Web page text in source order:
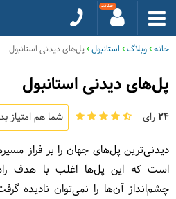
خانه وبلاگ استانبول پل‌های دیدنی استانبول
پل‌های دیدنی استانبول
24رای شما هم امتیاز
دیدنی‌ترین پل‌های جهان را بر فراز
است که این پل‌ها اغلب با هدف راه
چشم‌انداز آن‌ها را نمی‌توان نادیده